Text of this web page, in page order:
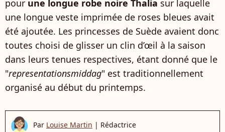
pour une longue robe noire Thalia sur laquelle
une longue veste imprimée de roses bleues avait
été ajoutée. Les princesses de Suède avaient donc
toutes choisi de glisser un clin d’œil à la saison
dans leurs tenues respectives, étant donné que le
"representationsmiddag" est traditionnellement
organisé au début du printemps.
Par Louise Martin | Rédactrice